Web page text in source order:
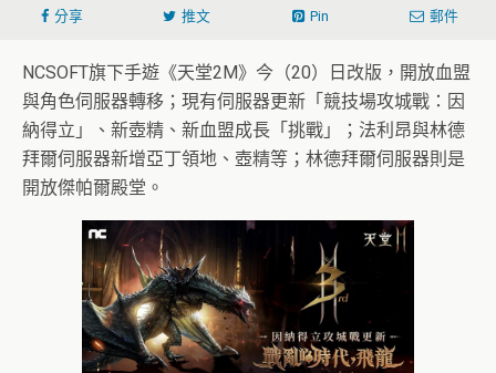
分享 推文 Pin 郵件
NCSOFT旗下手遊《天堂2M》今（20）日改版，開放血盟
與角色伺服器轉移；現有伺服器更新「競技場攻城戰：因
納得立」、新壺精、新血盟成長「挑戰」；法利昂與林德
拜爾伺服器新增亞丁領地、壺精等；林德拜爾伺服器則是
開放傑帕爾殿堂。